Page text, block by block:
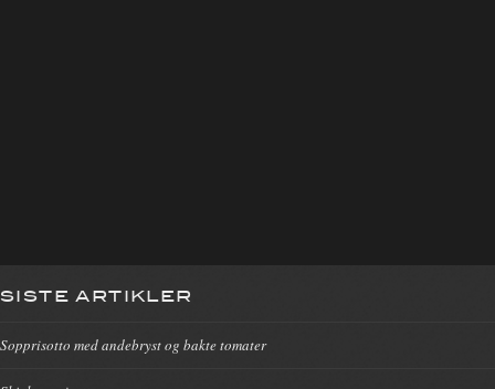
SISTE ARTIKLER
Sopprisotto med andebryst og bakte tomater